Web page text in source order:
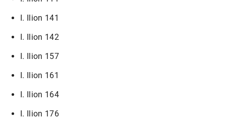
I. Ilion 141
I. Ilion 142
I. Ilion 157
I. Ilion 161
I. Ilion 164
I. Ilion 176